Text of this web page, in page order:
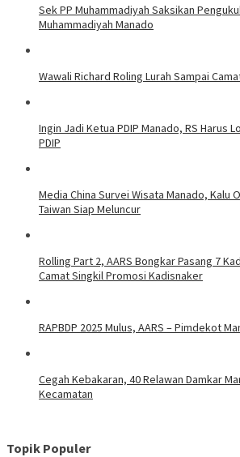
Sek PP Muhammadiyah Saksikan
Muhammadiyah Manado
Wawali Richard Roling Lurah Sampai
Ingin Jadi Ketua PDIP Manado, RS Harus
PDIP
Media China Survei Wisata Manado, Kalu
Taiwan Siap Meluncur
Rolling Part 2, AARS Bongkar Pasang 7
Camat Singkil Promosi Kadisnaker
RAPBDP 2025 Mulus, AARS – Pimdekot
Cegah Kebakaran, 40 Relawan Damkar
Kecamatan
Topik Populer